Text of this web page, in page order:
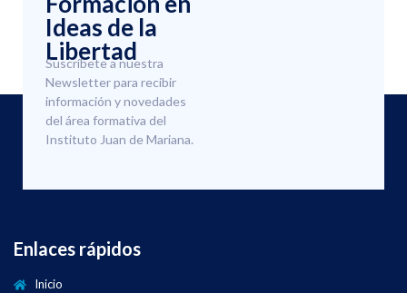
Ideas de la
Libertad
Suscríbete a nuestra
Newsletter para recibir
información y novedades
del área formativa del
Instituto Juan de Mariana.
Enlaces rápidos
Inicio